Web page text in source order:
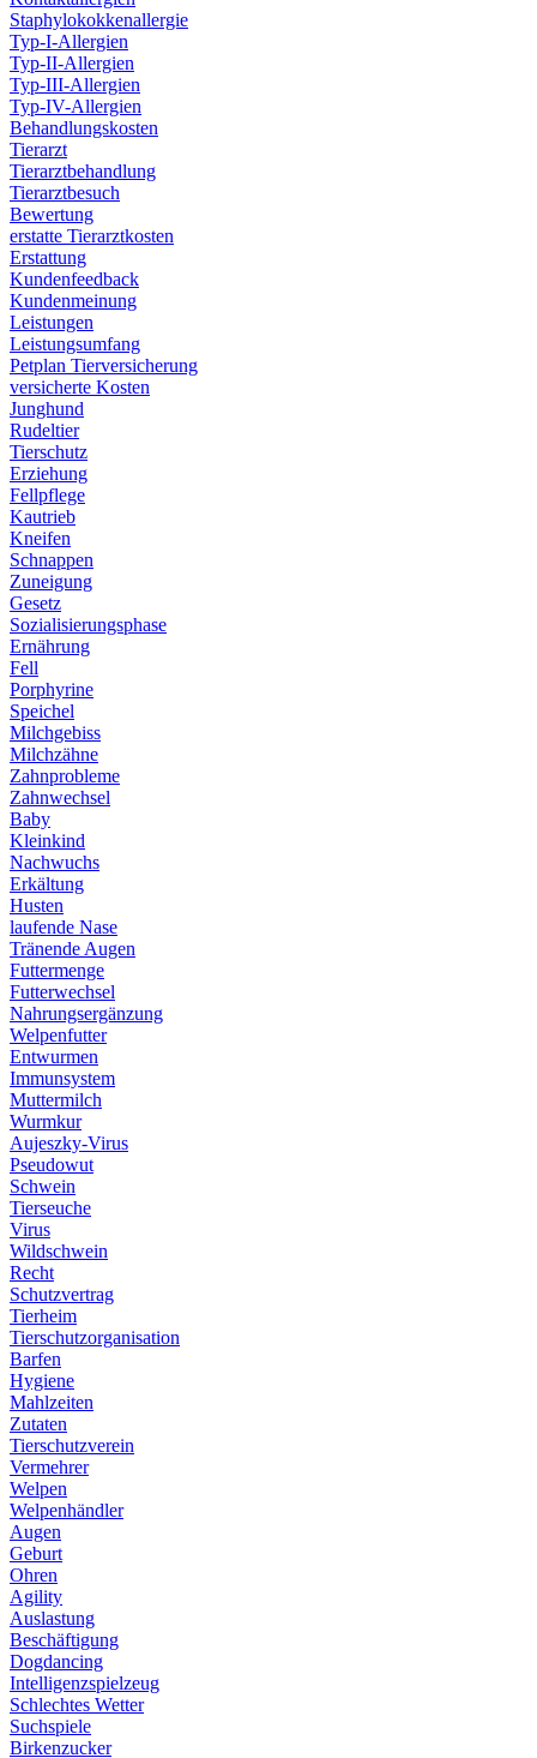
Staphylokokkenallergie
Typ-I-Allergien
Typ-II-Allergien
Typ-III-Allergien
Typ-IV-Allergien
Behandlungskosten
Tierarzt
Tierarztbehandlung
Tierarztbesuch
Bewertung
erstatte Tierarztkosten
Erstattung
Kundenfeedback
Kundenmeinung
Leistungen
Leistungsumfang
Petplan Tierversicherung
versicherte Kosten
Junghund
Rudeltier
Tierschutz
Erziehung
Fellpflege
Kautrieb
Kneifen
Schnappen
Zuneigung
Gesetz
Sozialisierungsphase
Ernährung
Fell
Porphyrine
Speichel
Milchgebiss
Milchzähne
Zahnprobleme
Zahnwechsel
Baby
Kleinkind
Nachwuchs
Erkältung
Husten
laufende Nase
Tränende Augen
Futtermenge
Futterwechsel
Nahrungsergänzung
Welpenfutter
Entwurmen
Immunsystem
Muttermilch
Wurmkur
Aujeszky-Virus
Pseudowut
Schwein
Tierseuche
Virus
Wildschwein
Recht
Schutzvertrag
Tierheim
Tierschutzorganisation
Barfen
Hygiene
Mahlzeiten
Zutaten
Tierschutzverein
Vermehrer
Welpen
Welpenhändler
Augen
Geburt
Ohren
Agility
Auslastung
Beschäftigung
Dogdancing
Intelligenzspielzeug
Schlechtes Wetter
Suchspiele
Birkenzucker